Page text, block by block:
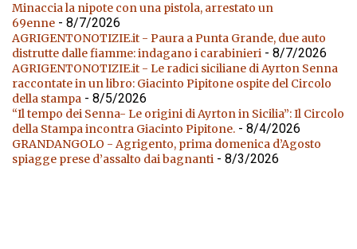
Minaccia la nipote con una pistola, arrestato un
69enne - 8/7/2026
AGRIGENTONOTIZIE.it - Paura a Punta Grande, due auto
distrutte dalle fiamme: indagano i carabinieri - 8/7/2026
AGRIGENTONOTIZIE.it - Le radici siciliane di Ayrton Senna
raccontate in un libro: Giacinto Pipitone ospite del Circolo
della stampa - 8/5/2026
“Il tempo dei Senna- Le origini di Ayrton in Sicilia”: Il Circolo
della Stampa incontra Giacinto Pipitone. - 8/4/2026
GRANDANGOLO - Agrigento, prima domenica d’Agosto
spiagge prese d’assalto dai bagnanti - 8/3/2026